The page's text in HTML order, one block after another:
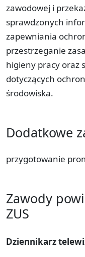
zawodowej i
sprawdzonych
zapewniania
przestrzeganie
higieny pracy oraz
dotyczących
środowiska.
Dodatkowe
przygotowanie
Zawody
ZUS
Dziennikarz